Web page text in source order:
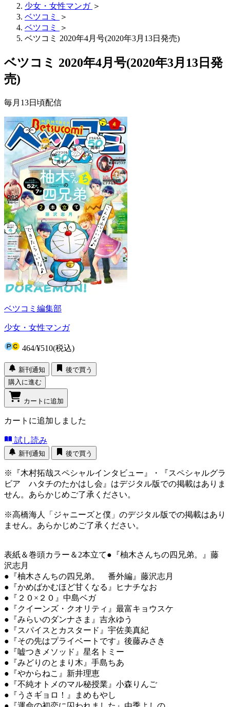
少女・女性マンガ ＞
ベツコミ
＞
ベツコミ
＞
ベツコミ 2020年4月号(2020年3月13日発売)
ベツコミ 2020年4月号(2020年3月13日発
売)
毎月13日頃配信
ベツコミ編集部
少女・女性マンガ
464/¥510(税込)
新刊通知
後で買う
購入に進む
カートに追加
カートに追加しました
試し読み
新刊通知 後で買う
※『木村拓哉スペシャルインタビュー』・『スペシャルグラ
ビア ハタチのたかはし会』はデジタル版での掲載はありま
せん。あらかじめご了承ください。
※高橋海人「ジャニーズと僕」のデジタル版での掲載はあり
ません。あらかじめご了承ください。
表紙＆巻頭カラー＆2本立て●『柚木さんちの四兄弟。』藤
沢志月
●『柚木さんちの四兄弟。 番外編』藤沢志月
●『かめばかむほど甘くなる』ヒナチなお
●『２０×２０』中島ベガ
●『クイーンズ・クオリティ』最富キョウスケ
●『みらいのダンナさま』吉永ゆう
●『スパイスとカスタード』宇佐美真紀
●『その先はプライベートです』後藤みさき
●『嘘つきメソッド』星名トミー
●『みどりのとまり木』手島ちあ
●『やからねこ』新井理恵
●『不純オトメのマル秘授業』小森りんご
●『うさギョロ！』まめもやし